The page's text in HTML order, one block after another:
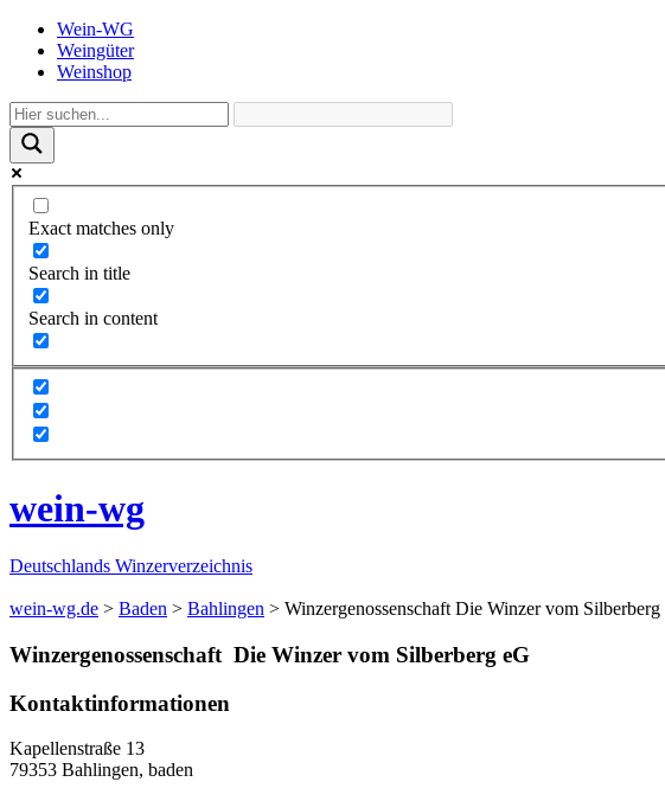
Wein-WG
Weingüter
Weinshop
Exact matches only
Search in title
Search in content
wein-wg
Deutschlands Winzerverzeichnis
wein-wg.de > Baden > Bahlingen > Winzergenossenschaft Die Winzer vom Silberberg
Winzergenossenschaft Die Winzer vom Silberberg eG
Kontaktinformationen
Kapellenstraße 13
79353 Bahlingen, baden